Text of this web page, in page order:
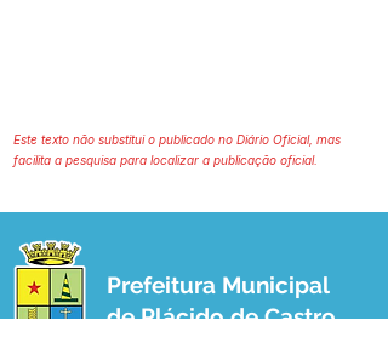
Este texto não substitui o publicado no Diário Oficial, mas
facilita a pesquisa para localizar a publicação oficial.
Prefeitura Municipal
de Plácido de Castro